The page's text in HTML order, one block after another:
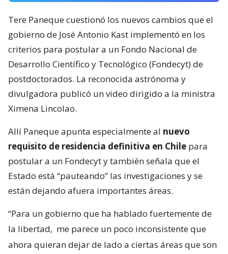
Tere Paneque cuestionó los nuevos cambios que el
gobierno de José Antonio Kast implementó en los
criterios para postular a un Fondo Nacional de
Desarrollo Científico y Tecnológico (Fondecyt) de
postdoctorados. La reconocida astrónoma y
divulgadora publicó un video dirigido a la ministra
Ximena Lincolao.
Allí Paneque apunta especialmente al nuevo
requisito de residencia definitiva en Chile para
postular a un Fondecyt y también señala que el
Estado está “pauteando” las investigaciones y se
están dejando afuera importantes áreas.
“Para un gobierno que ha hablado fuertemente de
la libertad, me parece un poco inconsistente que
ahora quieran dejar de lado a ciertas áreas que son